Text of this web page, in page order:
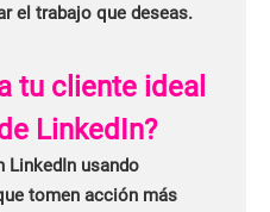
el trabajo que deseas.
tu cliente ideal
LinkedIn?
LinkedIn usando
tomen acción más